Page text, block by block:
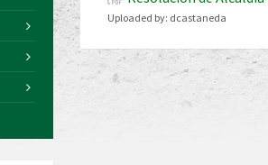
Uploaded by: dcastaneda